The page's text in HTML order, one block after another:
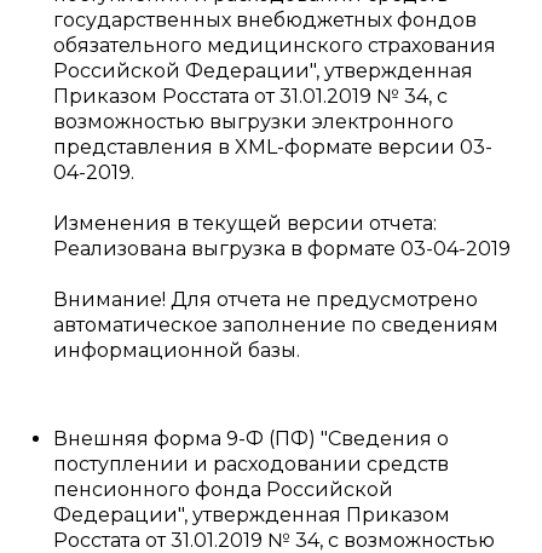
государственных внебюджетных фондов
обязательного медицинского страхования
Российской Федерации", утвержденная
Приказом Росстата от 31.01.2019 № 34, с
возможностью выгрузки электронного
представления в XML-формате версии 03-
04-2019.
Изменения в текущей версии отчета:
Реализована выгрузка в формате 03-04-2019
Внимание! Для отчета не предусмотрено
автоматическое заполнение по сведениям
информационной базы.
Внешняя форма 9-Ф (ПФ) "Сведения о
поступлении и расходовании средств
пенсионного фонда Российской
Федерации", утвержденная Приказом
Росстата от 31.01.2019 № 34, с возможностью